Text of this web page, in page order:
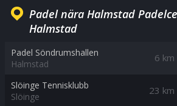
Padel nära Halmstad
Halmstad
Padel Söndrumshallen
Halmstad
6 km
Slöinge Tennisklubb
Slöinge
23 km